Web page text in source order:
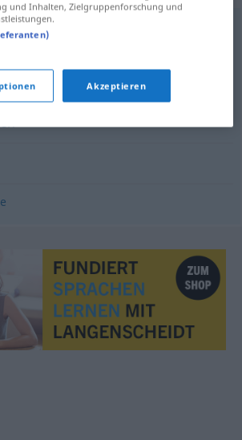
,schaffen
und Inhalten, Zielgruppenforschung und
Akzeptieren